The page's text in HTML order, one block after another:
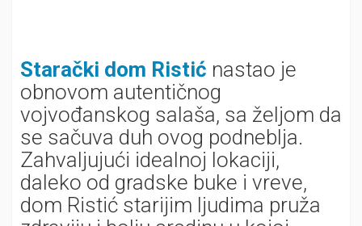
Starački dom Ristić nastao je
obnovom autentičnog
vojvođanskog salaša, sa željom da
se sačuva duh ovog podneblja.
Zahvaljujući idealnoj lokaciji,
daleko od gradske buke i vreve,
dom Ristić starijim ljudima pruža